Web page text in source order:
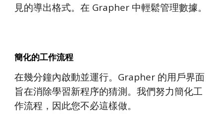
見的導出格式。在 Grapher 中輕鬆管理數據。
簡化的工作流程
在幾分鐘內啟動並運行。Grapher 的用戶界面
旨在消除學習新程序的猜測。我們努力簡化工
作流程，因此您不必這樣做。